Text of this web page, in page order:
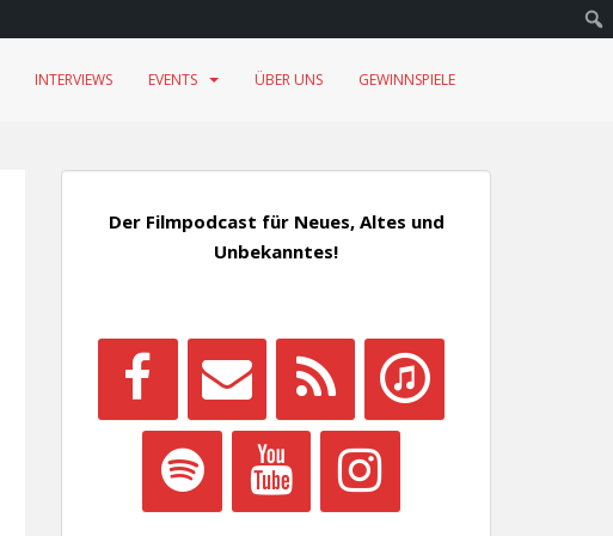
INTERVIEWS EVENTS ÜBER UNS GEWINNSPIELE
Der Filmpodcast für Neues, Altes und
Unbekanntes!